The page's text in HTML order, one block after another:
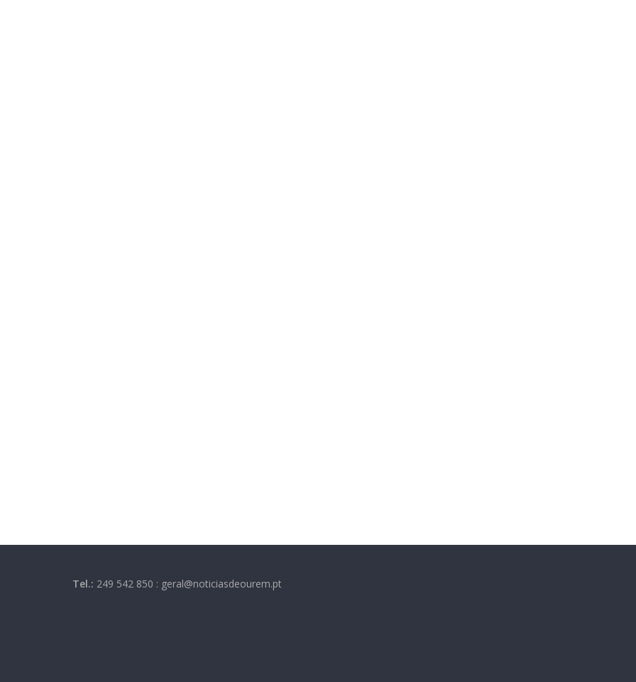
Tel.: 249 542 850 : geral@noticiasdeourem.pt